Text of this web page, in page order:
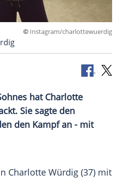
© Instagram/charlottewuerdig
hat Charlotte
Sie sagte den
den Kampf an - mit
Charlotte Würdig (37) mit